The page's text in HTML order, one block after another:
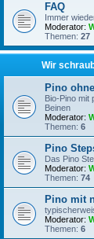
FAQ
Immer
Moderator:
Themen: 27
Wir
Pino
Bio-Pino mit
Beinen
Moderator:
Themen: 6
Pino
Das Pino
Moderator:
Themen: 74
Pino mit
Moderator:
Themen: 6